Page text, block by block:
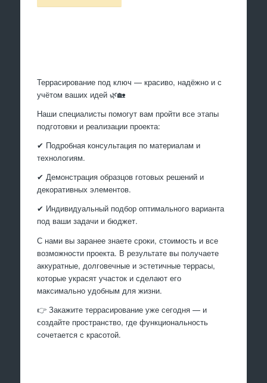
Террасирование под ключ — красиво, надёжно и с
учётом ваших идей 🌿🏡
Наши специалисты помогут вам пройти все этапы
подготовки и реализации проекта:
✔ Подробная консультация по материалам и
технологиям.
✔ Демонстрация образцов готовых решений и
декоративных элементов.
✔ Индивидуальный подбор оптимального варианта
под ваши задачи и бюджет.
С нами вы заранее знаете сроки, стоимость и все
возможности проекта. В результате вы получаете
аккуратные, долговечные и эстетичные террасы,
которые украсят участок и сделают его
максимально удобным для жизни.
👉 Закажите террасирование уже сегодня — и
создайте пространство, где функциональность
сочетается с красотой.